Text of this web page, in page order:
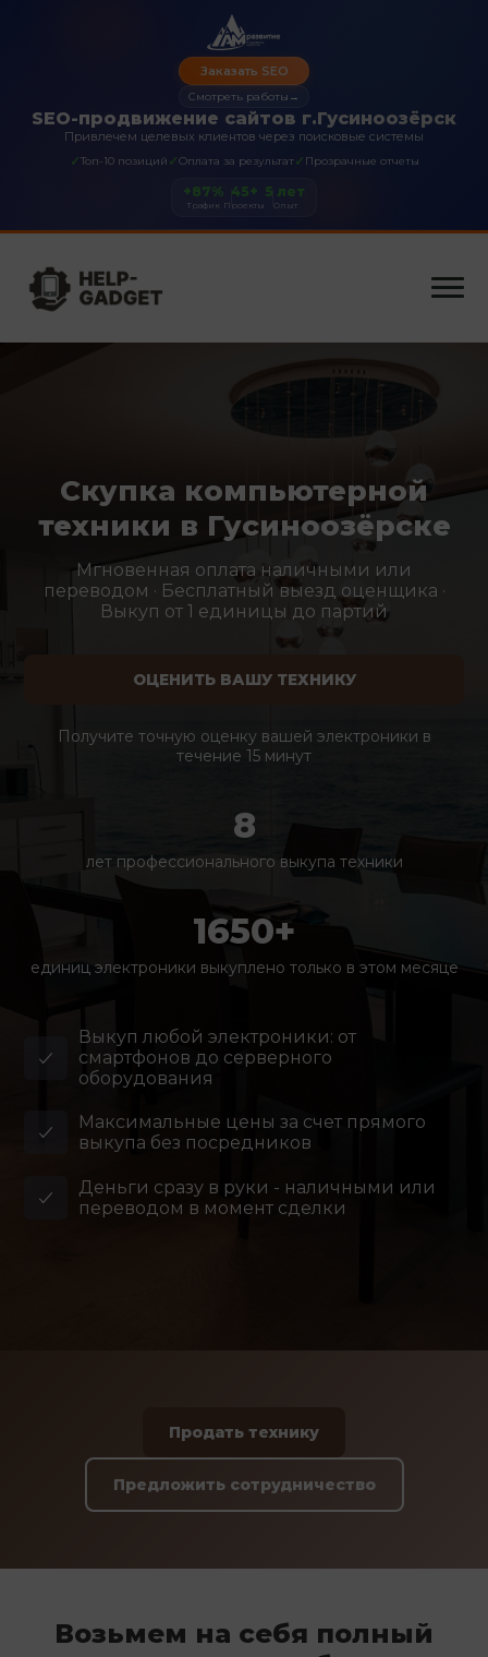
SEO-продвижение сайтов г.Гусиноозёрск
Привлечем целевых клиентов через поисковые системы
✓Топ-10 позиций ✓Оплата за результат✓ Прозрачные отчеты
Заказать SEO
Смотреть работы →
+87%
Трафик
45+
Проекты
5 лет
Опыт
Скупка компьютерной
техники в Гусиноозёрске
Мгновенная оплата наличными или
переводом · Бесплатный выезд оценщика ·
Выкуп от 1 единицы до партий
ОЦЕНИТЬ ВАШУ ТЕХНИКУ
Получите точную оценку вашей электроники в
течение 15 минут
8
лет профессионального выкупа техники
1650+
единиц электроники выкуплено только в этом месяце
Выкуп любой электроники: от
смартфонов до серверного
оборудования
Максимальные цены за счет прямого
выкупа без посредников
Деньги сразу в руки - наличными или
переводом в момент сделки
Продать технику
Предложить сотрудничество
Возьмем на себя полный